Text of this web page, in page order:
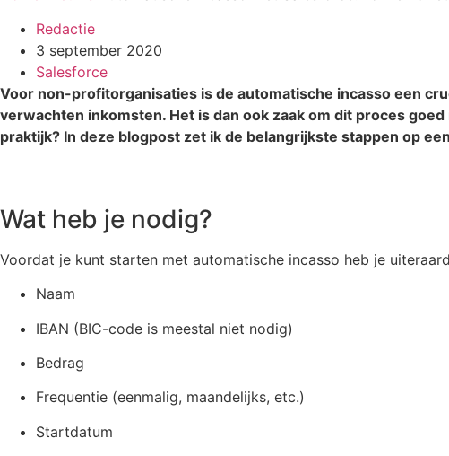
Redactie
3 september 2020
Salesforce
Voor non-profitorganisaties is de automatische incasso een
verwachten inkomsten. Het is dan ook zaak om dit proces
praktijk? In deze blogpost zet ik de belangrijkste stappen op
Wat heb je nodig?
Voordat je kunt starten met automatische incasso heb je
Naam
IBAN (BIC-code is meestal niet nodig)
Bedrag
Frequentie (eenmalig, maandelijks, etc.)
Startdatum